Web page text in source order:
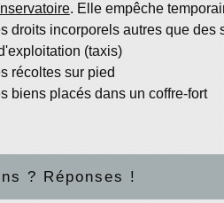
. Elle empêche
droits incorporels autres que
(taxis)
récoltes sur pied
biens placés dans un coffre-fort
? Réponses !